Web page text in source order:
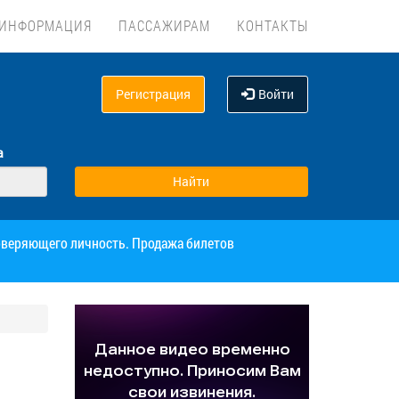
ПАССАЖИРАМ КОНТАКТЫ
Регистрация Войти
личность. Продажа билетов